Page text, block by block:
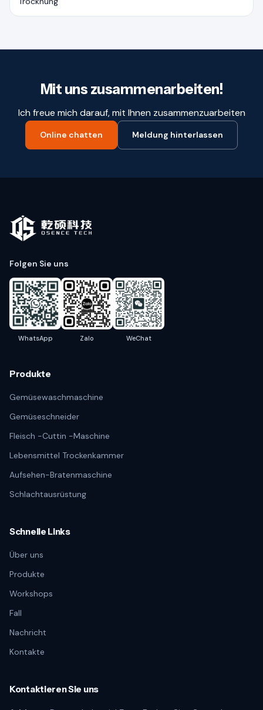
Mit uns zusammenarbeiten!
Ich freue mich darauf, mit Ihnen zusammenzuarbeiten
Online chatten Meldung hinterlassen
Folgen Sie uns
WhatsApp Zalo WeChat
Produkte
Gemüsewaschmaschine
Gemüseschneider
Fleisch -Cuttin -Maschine
Lebensmittel Trockenkammer
Aufsehen-Bratenmaschine
Schlachtausrüstung
Schnelle Links
Über uns
Produkte
Workshops
Fall
Nachricht
Kontakte
Kontaktieren Sie uns